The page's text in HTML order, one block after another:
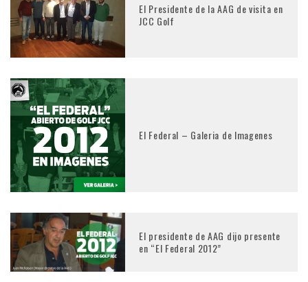
El Presidente de la AAG de visita en
JCC Golf
El Federal – Galeria de Imagenes
El presidente de AAG dijo presente
en “El Federal 2012”